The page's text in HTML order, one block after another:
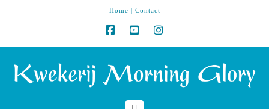
Home | Contact